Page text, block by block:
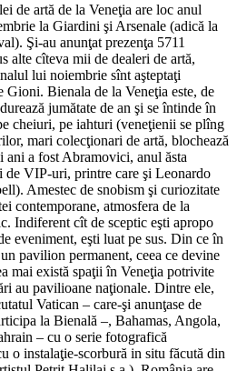
de artă de la Veneţia are loc anul
la Giardini şi Arsenale (adică la
Şi-au anunţat prezenţa 5711
alte cîteva mii de dealeri de artă,
lui noiembrie sînt aşteptaţi
Bienala de la Veneţia este, de
jumătate de an şi se întinde în
cheiuri, pe iahturi (veneţienii se plîng
mari colecţionari de artă, blochează
ani a fost Abramovici, anul ăsta
de VIP-uri, printre care şi Leonardo
Amestec de snobism şi curiozitate
contemporane, atmosfera de la
Indiferent cît de sceptic eşti apropo
eveniment, eşti luat pe sus. Din ce în
pavilion permanent, ceea ce devine
mai există spaţii în Veneţia potrivite
au pavilioane naţionale. Dintre ele,
Vatican – care-şi anunţase de
la Bienală –, Bahamas, Angola,
– cu o serie fotografică
o instalaţie-scorbură in situ făcută din